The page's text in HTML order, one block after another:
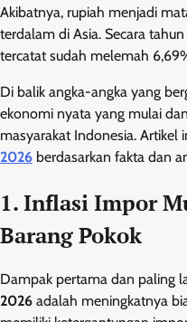
Akibatnya, rupiah menjadi
terdalam di Asia. Secara
tercatat sudah melemah
Di balik angka-angka yang
ekonomi nyata yang mulai
masyarakat Indonesia. Artikel
2026 berdasarkan fakta dan
1. Inflasi Impor
Barang Pokok
Dampak pertama dan paling
2026 adalah meningkatnya